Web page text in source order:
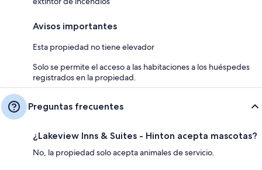
Avisos importantes
Esta propiedad no tiene elevador
Solo se permite el acceso a las habitaciones a los huéspedes
registrados en la propiedad.
Preguntas frecuentes
¿Lakeview Inns & Suites - Hinton acepta mascotas?
No, la propiedad solo acepta animales de servicio.